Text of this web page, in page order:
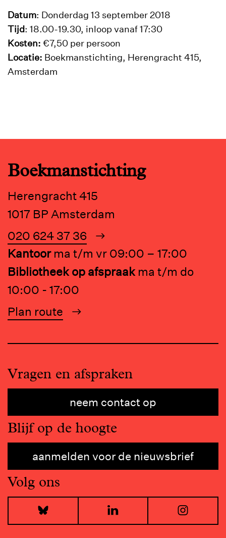
Datum: Donderdag 13 september 2018
Tijd: 18.00-19.30, inloop vanaf 17:30
Kosten: €7,50 per persoon
Locatie: Boekmanstichting, Herengracht 415,
Amsterdam
Boekmanstichting
Herengracht 415
1017 BP Amsterdam
020 624 37 36
Kantoor ma t/m vr 09:00 – 17:00
Bibliotheek op afspraak ma t/m do
10:00 - 17:00
Plan route
Vragen en afspraken
neem contact op
Blijf op de hoogte
aanmelden voor de nieuwsbrief
Volg ons
Bluesky LinkedIn